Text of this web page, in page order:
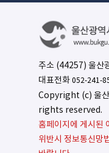
주소 (44257) 울산
대표전화 052-241-
Copyright (c) 울산
rights reserved.
홈페이지에 게시된
위반시 정보통신망